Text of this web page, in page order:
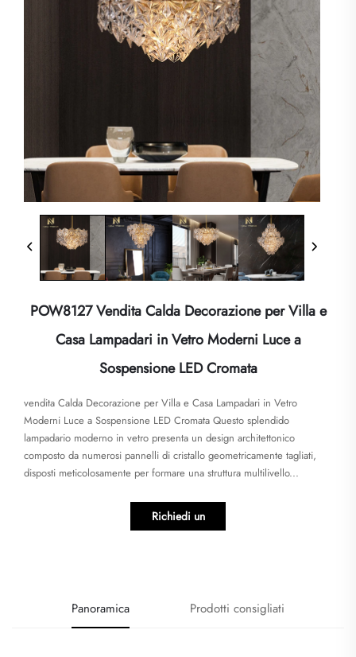
POW8127 Vendita Calda Decorazione per Villa e
Casa Lampadari in Vetro Moderni Luce a
Sospensione LED Cromata
vendita Calda Decorazione per Villa e Casa Lampadari in Vetro
Moderni Luce a Sospensione LED Cromata Questo splendido
lampadario moderno in vetro presenta un design architettonico
composto da numerosi pannelli di cristallo geometricamente tagliati,
disposti meticolosamente per formare una struttura multilivello...
Richiedi un
Panoramica Prodotti consigliati